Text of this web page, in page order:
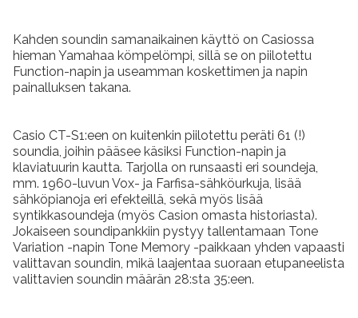
Kahden soundin samanaikainen käyttö on Casiossa
hieman Yamahaa kömpelömpi, sillä se on piilotettu
Function-napin ja useamman koskettimen ja napin
painalluksen takana.
Casio CT-S1:een on kuitenkin piilotettu peräti 61 (!)
soundia, joihin pääsee käsiksi Function-napin ja
klaviatuurin kautta. Tarjolla on runsaasti eri soundeja,
mm. 1960-luvun Vox- ja Farfisa-sähköurkuja, lisää
sähköpianoja eri efekteillä, sekä myös lisää
syntikkasoundeja (myös Casion omasta historiasta).
Jokaiseen soundipankkiin pystyy tallentamaan Tone
Variation -napin Tone Memory -paikkaan yhden vapaasti
valittavan soundin, mikä laajentaa suoraan etupaneelista
valittavien soundin määrän 28:sta 35:een.